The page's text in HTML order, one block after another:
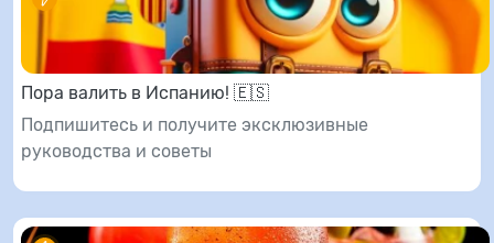
Пора валить в Испанию! 🇪🇸
Подпишитесь и получите эксклюзивные
руководства и советы